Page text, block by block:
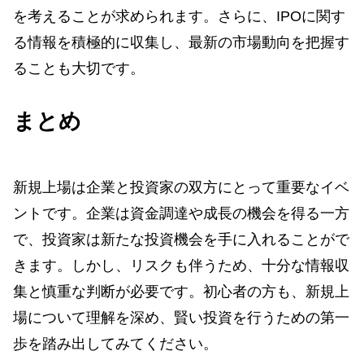
を考えることが求められます。さらに、IPOに関す
る情報を積極的に収集し、最新の市場動向を把握す
ることも大切です。
まとめ
新規上場は企業と投資家の双方にとって重要なイベ
ントです。企業は資金調達や成長の機会を得る一方
で、投資家は新たな投資機会を手に入れることがで
きます。しかし、リスクも伴うため、十分な情報収
集と慎重な判断が必要です。初心者の方も、新規上
場について理解を深め、賢い投資を行うための第一
歩を踏み出してみてください。